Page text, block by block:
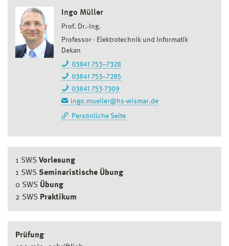
Ingo Müller
Prof. Dr.-Ing.
Professor
Elektrotechnik und Informatik
Dekan
03841 753–7328
03841 753–7285
03841 753-7309
ingo.mueller@hs-wismar.de
Persönliche Seite
1 SWS Vorlesung
1 SWS Seminaristische Übung
0 SWS Übung
2 SWS Praktikum
Prüfung